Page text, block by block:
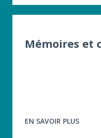
PRESSE
Mémoires et
EN SAVOIR PLUS
À